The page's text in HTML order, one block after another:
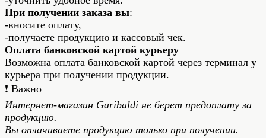
При получении заказа вы:
-вносите оплату,
-получаете продукцию и кассовый чек.
Оплата банковской картой курьеру
Возможна оплата банковской картой через терминал у
курьера при получении продукции.
❗️ Важно
Интернет-магазин Garibaldi не берет предоплату за
продукцию.
Вы оплачиваете продукцию только при получении.